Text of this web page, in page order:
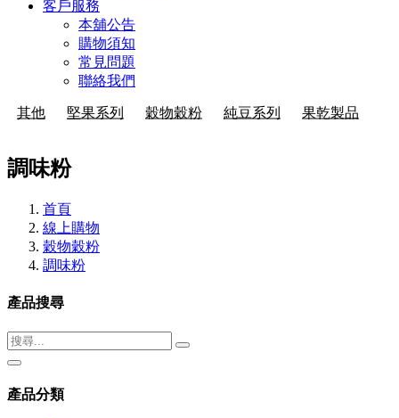
客戶服務
本舖公告
購物須知
常見問題
聯絡我們
其他 堅果系列 穀物穀粉 純豆系列 果乾製品
調味粉
首頁
線上購物
穀物穀粉
調味粉
產品搜尋
產品分類